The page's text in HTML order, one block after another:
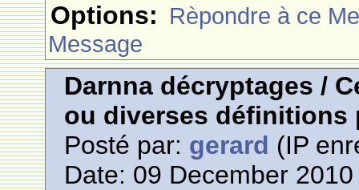
Options: Rèpondre à ce
Message
Darnna décryptages /
ou diverses définitions
Posté par: gerard (IP
Date: 09 December